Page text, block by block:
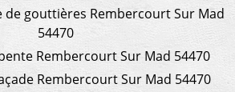
de gouttières Rembercourt Sur Mad
54470
Rembercourt Sur Mad 54470
Rembercourt Sur Mad 54470